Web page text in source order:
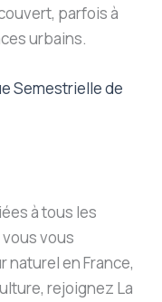
parfois à
urbains.
Semestrielle de
à tous les
vous
naturel en France,
rejoignez La